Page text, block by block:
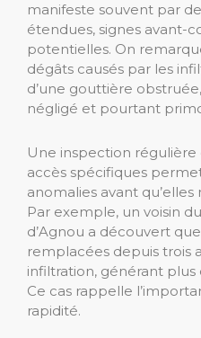
manifeste souvent par
étendues, signes avant-
potentielles. On
dégâts causés par les
d’une gouttière
négligé et pourtant
Une inspection régulière
accès spécifiques
anomalies avant
Par exemple, un voisin
d’Agnou a découvert
remplacées depuis trois
infiltration, générant plus
Ce cas rappelle
rapidité.